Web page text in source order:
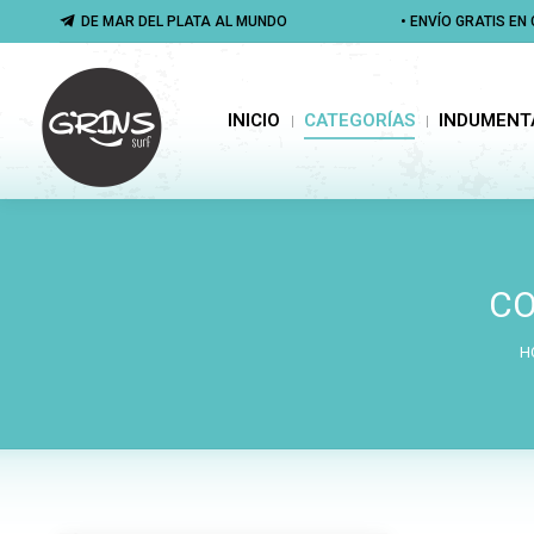
DE MAR DEL PLATA AL MUNDO • ENVÍO GRATIS
INICIO CATEGORÍAS
DE MAR DEL PLATA AL MUNDO • ENVÍO GRATIS
INICIO CATEGORÍAS